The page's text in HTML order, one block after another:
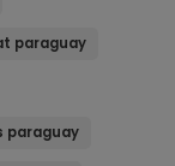
paraguay
paraguay